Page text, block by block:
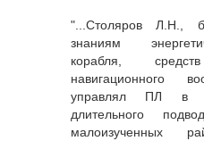
"...Столяров Л.Н.,
знаниям
корабля,
навигационного
управлял ПЛ в
длительного
малоизученных